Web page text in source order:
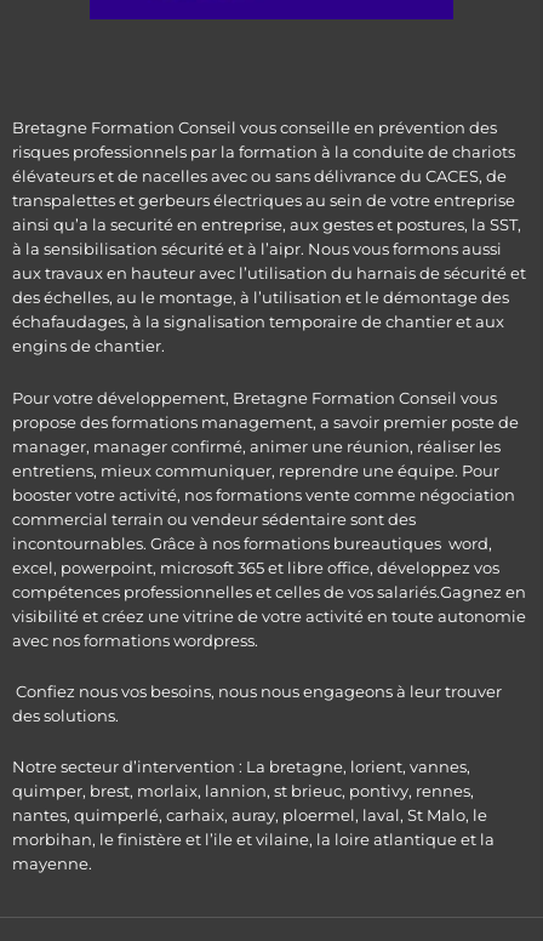
Bretagne Formation Conseil vous conseille en prévention des
risques professionnels par la formation à la conduite de chariots
élévateurs et de nacelles avec ou sans délivrance du CACES, de
transpalettes et gerbeurs électriques au sein de votre entreprise
ainsi qu’a la securité en entreprise, aux gestes et postures, la SST,
à la sensibilisation sécurité et à l’aipr. Nous vous formons aussi
aux travaux en hauteur avec l’utilisation du harnais de sécurité et
des échelles, au le montage, à l’utilisation et le démontage des
échafaudages, à la signalisation temporaire de chantier et aux
engins de chantier.
Pour votre développement, Bretagne Formation Conseil vous
propose des formations management, a savoir premier poste de
manager, manager confirmé, animer une réunion, réaliser les
entretiens, mieux communiquer, reprendre une équipe. Pour
booster votre activité, nos formations vente comme négociation
commercial terrain ou vendeur sédentaire sont des
incontournables. Grâce à nos formations bureautiques word,
excel, powerpoint, microsoft 365 et libre office, développez vos
compétences professionnelles et celles de vos salariés.Gagnez en
visibilité et créez une vitrine de votre activité en toute autonomie
avec nos formations wordpress.
Confiez nous vos besoins, nous nous engageons à leur trouver
des solutions.
Notre secteur d’intervention : La bretagne, lorient, vannes,
quimper, brest, morlaix, lannion, st brieuc, pontivy, rennes,
nantes, quimperlé, carhaix, auray, ploermel, laval, St Malo, le
morbihan, le finistère et l’ile et vilaine, la loire atlantique et la
mayenne.